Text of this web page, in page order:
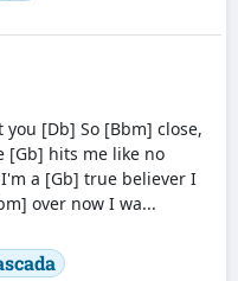
[Db] So [Bbm] close,
[Gb] hits me like no
a [Gb] true believer I
over now I wa...